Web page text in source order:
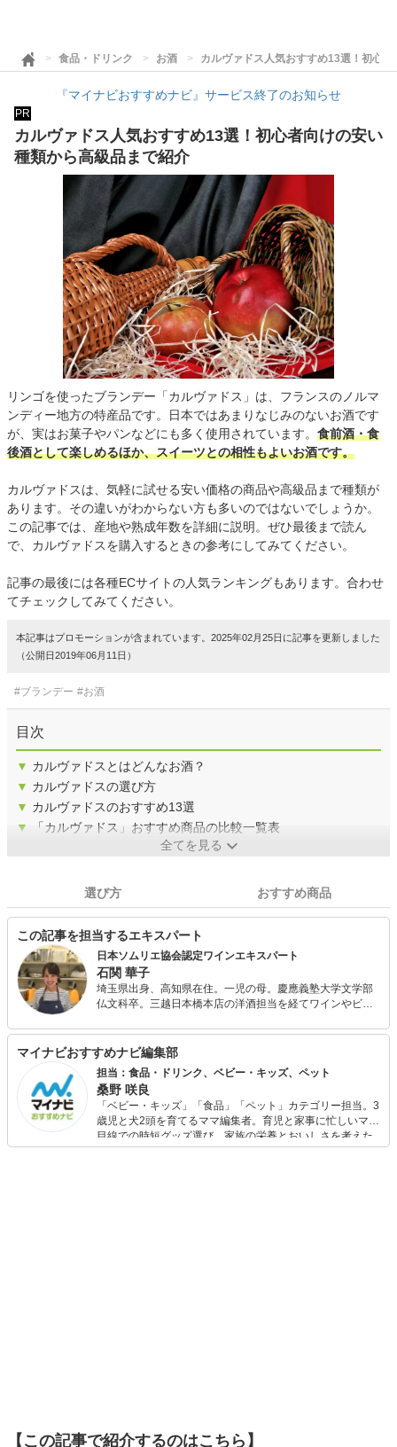
食品・ドリンク お酒 カルヴァドス人気おすすめ13選！初心
『マイナビおすすめナビ』サービス終了のお知らせ
PR
カルヴァドス人気おすすめ13選！初心者向けの安い
種類から高級品まで紹介
リンゴを使ったブランデー「カルヴァドス」は、フランスのノルマ
ンディー地方の特産品です。日本ではあまりなじみのないお酒です
が、実はお菓子やパンなどにも多く使用されています。 食前酒・食
後酒として楽しめるほか、スイーツとの相性もよいお酒です。
カルヴァドスは、気軽に試せる安い価格の商品や高級品まで種類が
あります。その違いがわからない方も多いのではないでしょうか。
この記事では、産地や熟成年数を詳細に説明。ぜひ最後まで読ん
で、カルヴァドスを購入するときの参考にしてみてください。
記事の最後には各種ECサイトの人気ランキングもあります。合わせ
てチェックしてみてください。
本記事はプロモーションが含まれています。2025年02月25日に記事を更新しました
（公開日2019年06月11日）
#ブランデー #お酒
目次
▼ カルヴァドスとはどんなお酒？
▼ カルヴァドスの選び方
▼ カルヴァドスのおすすめ13選
▼
「カルヴァドス」おすすめ商品の比較一覧表
全てを見る
選び方 おすすめ商品
この記事を担当するエキスパート
日本ソムリエ協会認定ワインエキスパート
石関 華子
埼玉県出身、高知県在住。一児の母。慶應義塾大学文学部
仏文科卒。三越日本橋本店の洋酒担当を経てワインやビー
J.S.Aワインエキスパートの資格を取得。 現在はOffice Le
Lionの代表として、高知県内のワイナリーのアドバイザー
やワイン検定の講師を務める一方、ワインに関連する記事
やコラム等の執筆も多数手がけています。2019年、日本ソ
ムリエ協会高知支部副支部長に就任。
マイナビおすすめナビ編集部
担当：食品・ドリンク、ベビー・キッズ、ペット
桑野 咲良
「ベビー・キッズ」「食品」「ペット」カテゴリー担当。3
歳児と犬2頭を育てるママ編集者。育児と家事に忙しいママ
目線での時短グッズ選び、家族の栄養とおいしさを考えた
食品選び、束の間のリラックスタイムを楽しむためのスイ
【この記事で紹介するのはこちら】